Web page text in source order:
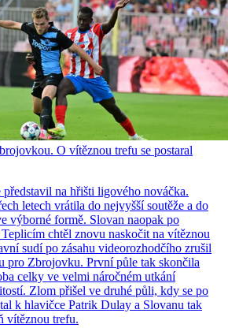
O vítěznou trefu se postaral
na hřišti ligového nováčka.
letech vrátila do nejvyšší soutěže a do
výborné formě. Slovan naopak po
chtěl znovu naskočit na vítěznou
sudí po zásahu videorozhodčího zrušil
pro Zbrojovku. První půle tak skončila
celky ve velmi náročném utkání
Zlom přišel ve druhé půli, kdy se po
k hlavičce Patrik Dulay a Slovanu tak
vítěznou trefu.